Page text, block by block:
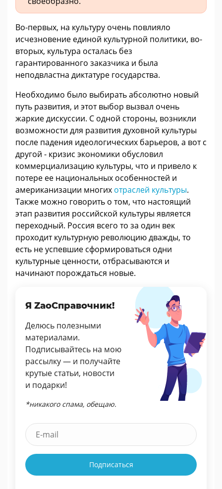
Во-первых, на культуру очень повлияло
исчезновение единой культурной политики, во-
вторых, культура осталась без
гарантированного заказчика и была
неподвластна диктатуре государства.
Необходимо было выбирать абсолютно новый
путь развития, и этот выбор вызвал очень
жаркие дискуссии. С одной стороны, возникли
возможности для развития духовной культуры
после падения идеологических барьеров, а вот с
другой - кризис экономики обусловил
коммерциализацию культуры, что и привело к
потере ее национальных особенностей и
американизации многих отраслей культуры.
Также можно говорить о том, что настоящий
этап развития российской культуры является
переходный. Россия всего то за один век
проходит культурную революцию дважды, то
есть не успевшие сформироваться одни
культурные ценности, отбрасываются и
начинают порождаться новые.
Я ZaoСправочник!
Делюсь полезными
материалами.
Подписывайтесь на мою
рассылку — и получайте
крутые статьи, новости
и подарки!
*никакого спама, обещаю.
Подписаться